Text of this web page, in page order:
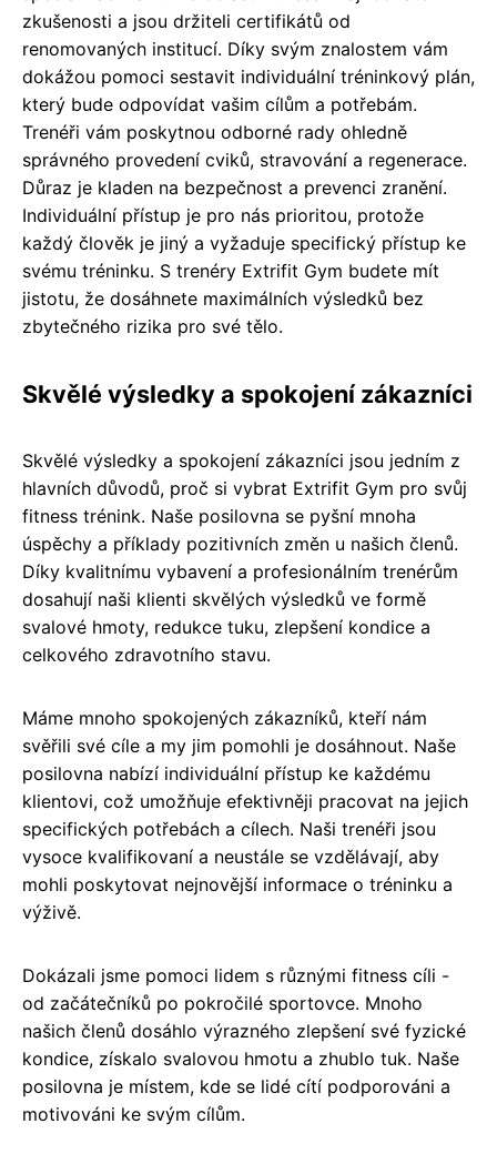
zkušenosti a jsou držiteli certifikátů od
renomovaných institucí. Díky svým znalostem vám
dokážou pomoci sestavit individuální tréninkový plán,
který bude odpovídat vašim cílům a potřebám.
Trenéři vám poskytnou odborné rady ohledně
správného provedení cviků, stravování a regenerace.
Důraz je kladen na bezpečnost a prevenci zranění.
Individuální přístup je pro nás prioritou, protože
každý člověk je jiný a vyžaduje specifický přístup ke
svému tréninku. S trenéry Extrifit Gym budete mít
jistotu, že dosáhnete maximálních výsledků bez
zbytečného rizika pro své tělo.
Skvělé výsledky a spokojení zákazníci
Skvělé výsledky a spokojení zákazníci jsou jedním z
hlavních důvodů, proč si vybrat Extrifit Gym pro svůj
fitness trénink. Naše posilovna se pyšní mnoha
úspěchy a příklady pozitivních změn u našich členů.
Díky kvalitnímu vybavení a profesionálním trenérům
dosahují naši klienti skvělých výsledků ve formě
svalové hmoty, redukce tuku, zlepšení kondice a
celkového zdravotního stavu.
Máme mnoho spokojených zákazníků, kteří nám
svěřili své cíle a my jim pomohli je dosáhnout. Naše
posilovna nabízí individuální přístup ke každému
klientovi, což umožňuje efektivněji pracovat na jejich
specifických potřebách a cílech. Naši trenéři jsou
vysoce kvalifikovaní a neustále se vzdělávají, aby
mohli poskytovat nejnovější informace o tréninku a
výživě.
Dokázali jsme pomoci lidem s různými fitness cíli -
od začátečníků po pokročilé sportovce. Mnoho
našich členů dosáhlo výrazného zlepšení své fyzické
kondice, získalo svalovou hmotu a zhublo tuk. Naše
posilovna je místem, kde se lidé cítí podporováni a
motivováni ke svým cílům.